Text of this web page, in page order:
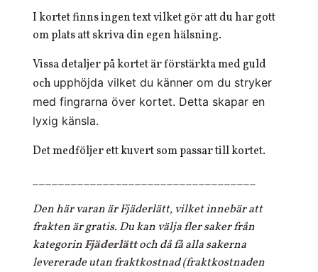
I kortet finns ingen text vilket gör att du har gott
om plats att skriva din egen hälsning.
Vissa detaljer på kortet är förstärkta med guld
och upphöjda vilket du känner om du stryker
med fingrarna över kortet. Detta skapar en
lyxig känsla.
Det medföljer ett kuvert som passar till kortet.
___________________________________
Den här varan är Fjäderlätt, vilket innebär att
frakten är gratis. Du kan välja fler saker från
kategorinFjäderlättoch då få alla sakerna
levererade utan fraktkostnad (fraktkostnaden